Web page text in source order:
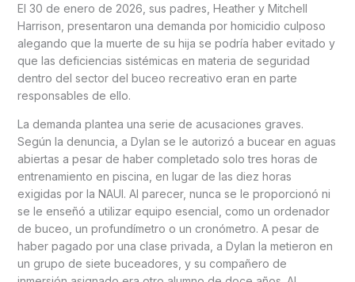
El 30 de enero de 2026, sus padres, Heather y Mitchell
Harrison, presentaron una demanda por homicidio culposo
alegando que la muerte de su hija se podría haber evitado y
que las deficiencias sistémicas en materia de seguridad
dentro del sector del buceo recreativo eran en parte
responsables de ello.
La demanda plantea una serie de acusaciones graves.
Según la denuncia, a Dylan se le autorizó a bucear en aguas
abiertas a pesar de haber completado solo tres horas de
entrenamiento en piscina, en lugar de las diez horas
exigidas por la NAUI. Al parecer, nunca se le proporcionó ni
se le enseñó a utilizar equipo esencial, como un ordenador
de buceo, un profundímetro o un cronómetro. A pesar de
haber pagado por una clase privada, a Dylan la metieron en
un grupo de siete buceadores, y su compañero de